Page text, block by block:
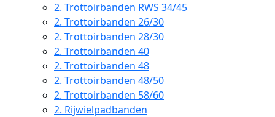
2. Trottoirbanden RWS 34/45
2. Trottoirbanden 26/30
2. Trottoirbanden 28/30
2. Trottoirbanden 40
2. Trottoirbanden 48
2. Trottoirbanden 48/50
2. Trottoirbanden 58/60
2. Rijwielpadbanden